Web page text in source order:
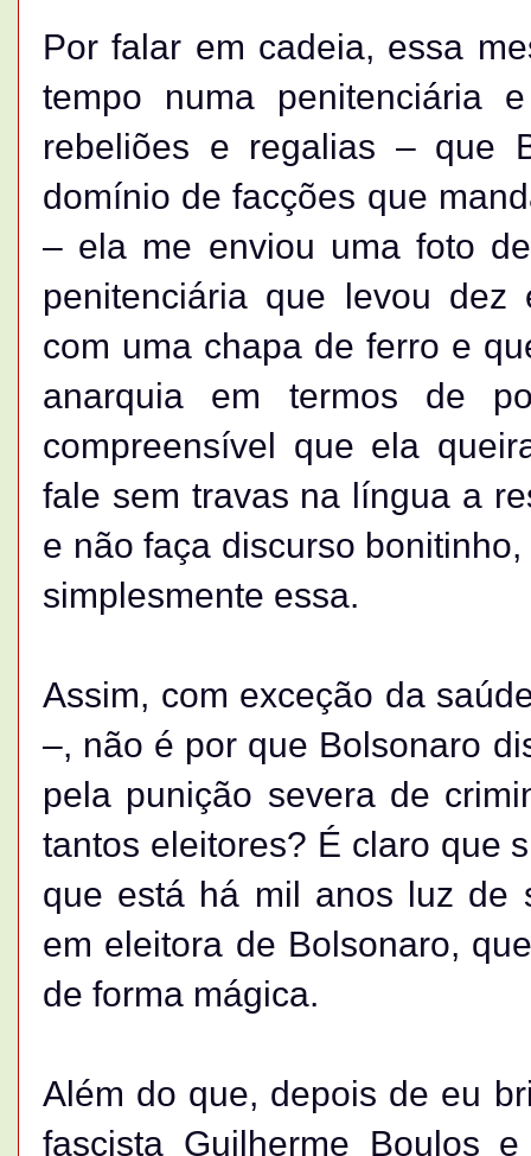
Por falar em cadeia, essa
tempo numa penitenciária
rebeliões e regalias – que
domínio de facções que
– ela me enviou uma foto
penitenciária que levou dez
com uma chapa de ferro e
anarquia em termos de
compreensível que ela
fale sem travas na língua a
e não faça discurso
simplesmente essa.
Assim, com exceção da
–, não é por que Bolsonaro
pela punição severa de
tantos eleitores? É claro que
que está há mil anos luz de
em eleitora de Bolsonaro,
de forma mágica.
Além do que, depois de eu
fascista Guilherme Boulos